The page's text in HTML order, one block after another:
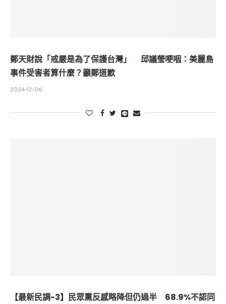
鄭天財說「戒嚴是為了保護台灣」 邱議瑩哽咽：美麗島
事件受害者算什麼？籲鄭道歉
2024-12-06
【最新民調-3】民眾黨反感略降但仍過半 68.9%不認同